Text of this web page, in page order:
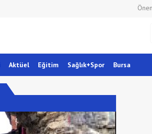
Aktüel Eğitim Sağlık+Spor Bursa